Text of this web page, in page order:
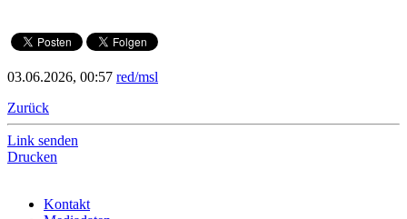
03.06.2026, 00:57 red/msl
Zurück
Link senden
Drucken
Kontakt